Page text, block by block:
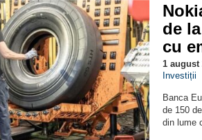
de
cu
1 august
Investiții
Banca
de 150
din lume